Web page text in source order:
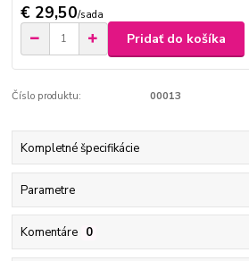
€ 29,50/sada
Pridať do košíka
Číslo produktu: 00013
Kompletné špecifikácie
Parametre
Komentáre 0